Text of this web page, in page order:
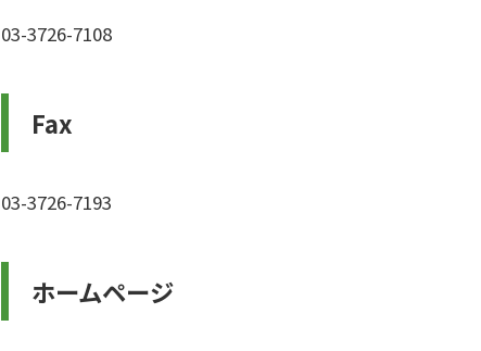
03-3726-7108
Fax
03-3726-7193
ホームページ